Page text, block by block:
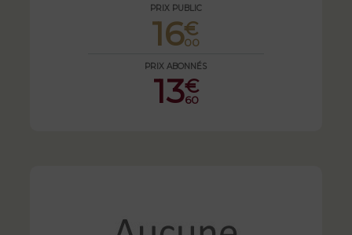
PRIX PUBLIC
16€
00
PRIX ABONNÉS
13€
60